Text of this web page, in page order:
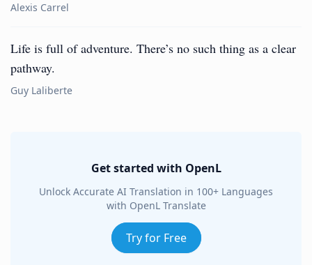
Alexis Carrel
Life is full of adventure. There’s no such thing as a clear
pathway.
Guy Laliberte
Get started with OpenL
Unlock Accurate AI Translation in 100+ Languages
with OpenL Translate
Try for Free